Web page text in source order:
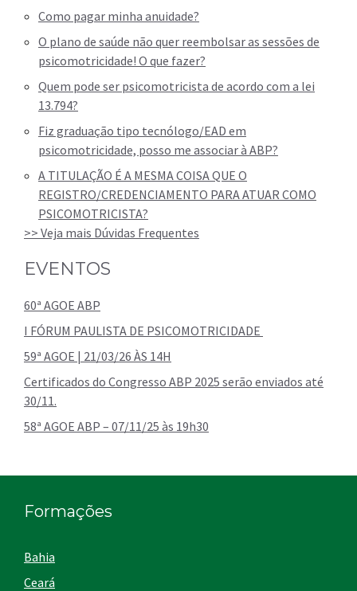
Como pagar minha anuidade?
O plano de saúde não quer reembolsar as sessões de
psicomotricidade! O que fazer?
Quem pode ser psicomotricista de acordo com a lei
13.794?
Fiz graduação tipo tecnólogo/EAD em
psicomotricidade, posso me associar à ABP?
A TITULAÇÃO É A MESMA COISA QUE O
REGISTRO/CREDENCIAMENTO PARA ATUAR COMO
PSICOMOTRICISTA?
>> Veja mais Dúvidas Frequentes
EVENTOS
60ª AGOE ABP
I FÓRUM PAULISTA DE PSICOMOTRICIDADE
59ª AGOE | 21/03/26 ÀS 14H
Certificados do Congresso ABP 2025 serão enviados até
30/11.
58ª AGOE ABP – 07/11/25 às 19h30
Formações
Bahia
Ceará